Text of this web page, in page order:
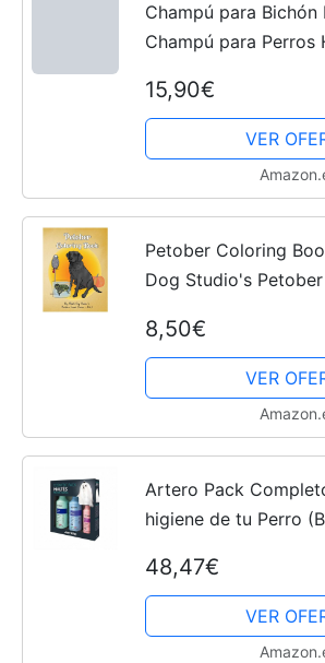
Champú para Bichón
Champú para Perros
Pantenol - Realza el
del Pelo - Vegano -
15,90€
VER
Petober Coloring
Dog Studio's
8,50€
VER
Artero Pack
higiene de tu Perro
48,47€
VER